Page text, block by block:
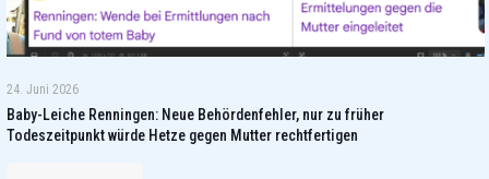
24. Juni 2026
Baby-Leiche Renningen: Neue Behördenfehler, nur zu früher
Todeszeitpunkt würde Hetze gegen Mutter rechtfertigen